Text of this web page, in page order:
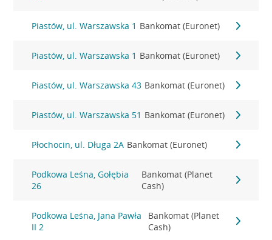
Piastów, ul. Warszawska 1 Bankomat (Euronet)
Piastów, ul. Warszawska 1 Bankomat (Euronet)
Piastów, ul. Warszawska 43 Bankomat (Euronet)
Piastów, ul. Warszawska 51 Bankomat (Euronet)
Płochocin, ul. Długa 2A Bankomat (Euronet)
Podkowa Leśna, Gołębia
26
Bankomat (Planet
Cash)
Podkowa Leśna, Jana Pawła
II 2
Bankomat (Planet
Cash)